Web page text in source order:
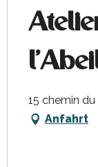
15 chemin du
Anfahrt